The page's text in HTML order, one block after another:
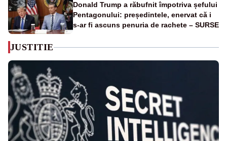
Donald Trump a răbufnit împotriva șefului
Pentagonului: președintele, enervat că i
s-ar fi ascuns penuria de rachete – SURSE
JUSTITIE